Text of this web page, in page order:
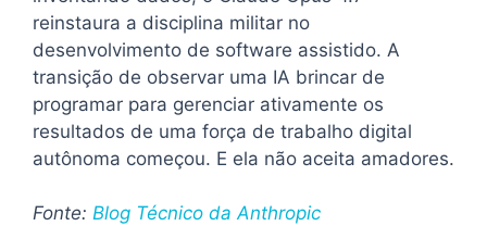
reinstaura a disciplina militar no
desenvolvimento de software assistido. A
transição de observar uma IA brincar de
programar para gerenciar ativamente os
resultados de uma força de trabalho digital
autônoma começou. E ela não aceita amadores.
Fonte: Blog Técnico da Anthropic